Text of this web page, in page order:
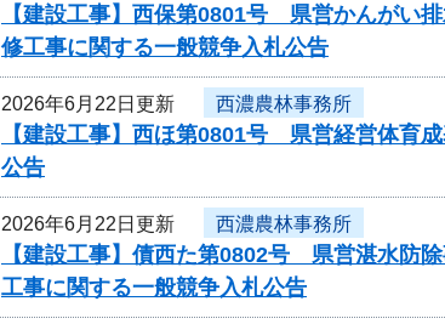
【建設工事】西保第0801号 県営かんがい
修工事に関する一般競争入札公告
2026年6月22日更新 西濃農林事務所
【建設工事】西ほ第0801号 県営経営体育
公告
2026年6月22日更新 西濃農林事務所
【建設工事】債西た第0802号 県営湛水防
工事に関する一般競争入札公告